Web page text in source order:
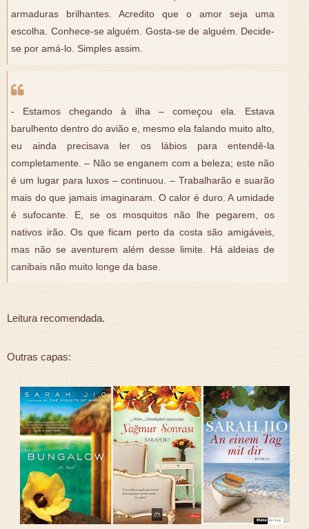
armaduras brilhantes. Acredito que o amor seja uma
escolha. Conhece-se alguém. Gosta-se de alguém. Decide-
se por amá-lo. Simples assim.
- Estamos chegando à ilha – começou ela. Estava
barulhento dentro do avião e, mesmo ela falando muito alto,
eu ainda precisava ler os lábios para entendê-la
completamente. – Não se enganem com a beleza; este não
é um lugar para luxos – continuou. – Trabalharão e suarão
mais do que jamais imaginaram. O calor é duro. A umidade
é sufocante. E, se os mosquitos não lhe pegarem, os
nativos irão. Os que ficam perto da costa são amigáveis,
mas não se aventurem além desse limite. Há aldeias de
canibais não muito longe da base.
Leitura recomendada.
Outras capas: